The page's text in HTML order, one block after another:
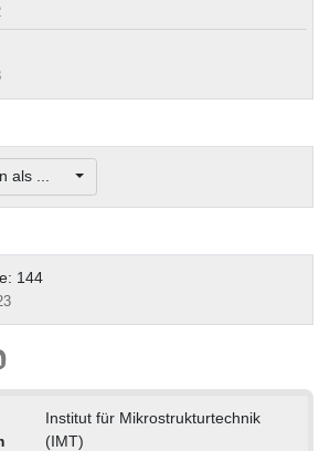
als ...
144
Institut für Mikrostrukturtechnik
(IMT)